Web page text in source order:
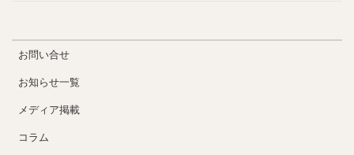
お問い合せ
お知らせ一覧
メディア掲載
コラム